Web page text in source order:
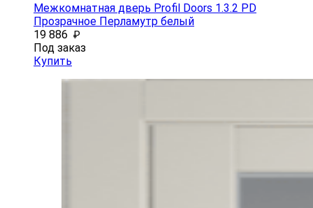
Межкомнатная дверь Profil Doors 1.3.2 PD
Прозрачное Перламутр белый
19 886 ₽
Под заказ
Купить